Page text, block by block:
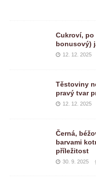
Cukroví, po
bonusový)
12. 12. 2025
Těstoviny
pravý tvar
12. 12. 2025
Černá,
barvami
příležitost
30. 9. 2025